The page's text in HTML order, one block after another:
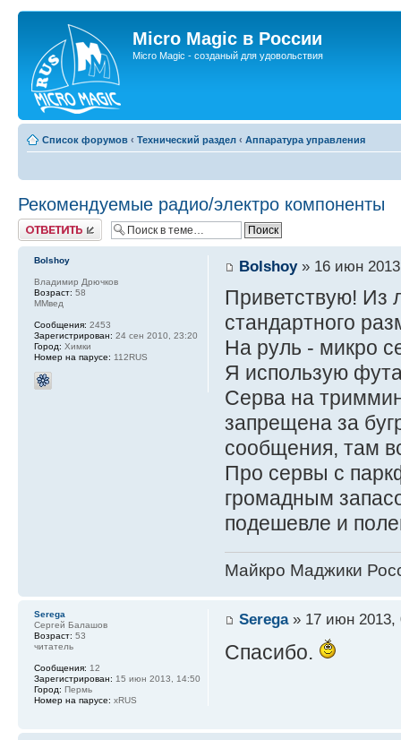
Micro Magic в России
Micro Magic - созданый для удовольствия
Список форумов ‹ Технический раздел ‹ Аппаратура управления
Рекомендуемые радио/электро компоненты
Ответить
Bolshoy» 16 июн
Приветствую! Из
стандартного
На руль - микро
Я использую
Серва на
запрещена за
сообщения, там
Про сервы с
громадным
подешевле и
Майкро Маджики
Bolshoy
Владимир Дрючков
Возраст: 58
ММвед
Сообщения: 2453
Зарегистрирован: 24 сен 2010, 23:20
Город: Химки
Номер на парусе: 112RUS
Serega» 17 июн 2013,
Спасибо.
Serega
Сергей Балашов
Возраст: 53
читатель
Сообщения: 12
Зарегистрирован: 15 июн 2013, 14:50
Город: Пермь
Номер на парусе: xRUS